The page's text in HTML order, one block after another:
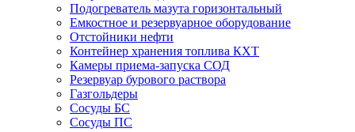
Подогреватель мазута горизонтальный
Емкостное и резервуарное оборудование
Отстойники нефти
Контейнер хранения топлива КХТ
Камеры приема-запуска СОД
Резервуар бурового раствора
Газгольдеры
Сосуды БС
Сосуды ПС